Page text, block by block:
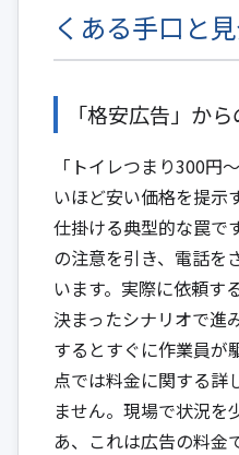
くある手口と
「格安広告」か
「トイレつまり300円
いほど安い価格を提示
仕掛ける典型的な罠で
の注意を引き、電話を
います。実際に依頼す
決まったシナリオで進
するとすぐに作業員が
点では料金に関する詳
ません。現場で状況を
あ、これは広告の料金